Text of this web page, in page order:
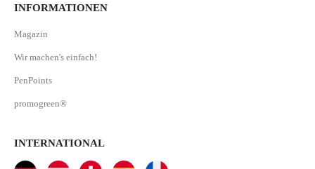
INFORMATIONEN
Magazin
Wir machen's einfach!
PenPoints
promogreen®
INTERNATIONAL